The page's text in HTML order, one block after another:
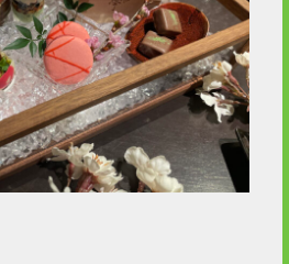
2022 / 7
2022 / 6
2022 / 4
2022 / 2
2022 / 1
2021 / 12